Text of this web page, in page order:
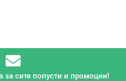
за сите попусти и промоции!